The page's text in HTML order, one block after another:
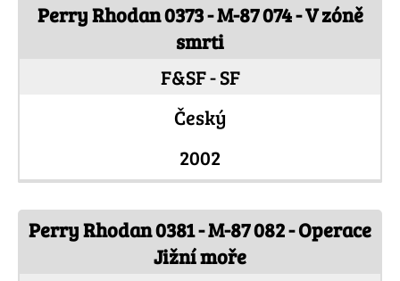
Perry Rhodan 0373 - M-87 074 - V zóně
smrti
F&SF - SF
Český
2002
Perry Rhodan 0381 - M-87 082 - Operace
Jižní moře